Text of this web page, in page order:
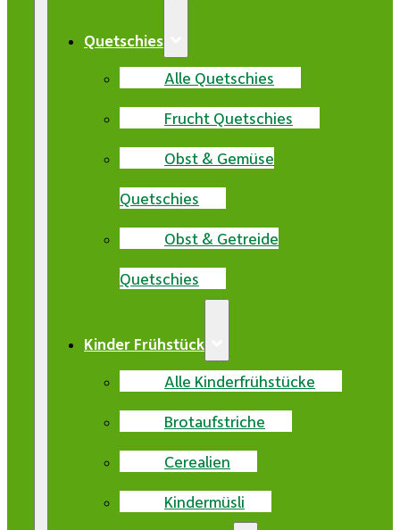
Quetschies
Alle Quetschies
Frucht Quetschies
Obst & Gemüse
Quetschies
Obst & Getreide
Quetschies
Kinder Frühstück
Alle Kinderfrühstücke
Brotaufstriche
Cerealien
Kindermüsli